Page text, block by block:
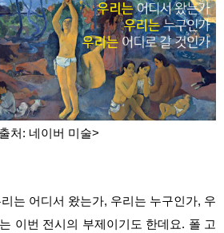
처: 네이버 미술>
는 어디서 왔는가, 우리는 누구인가, 우
이번 전시의 부제이기도 한데요. 폴 고